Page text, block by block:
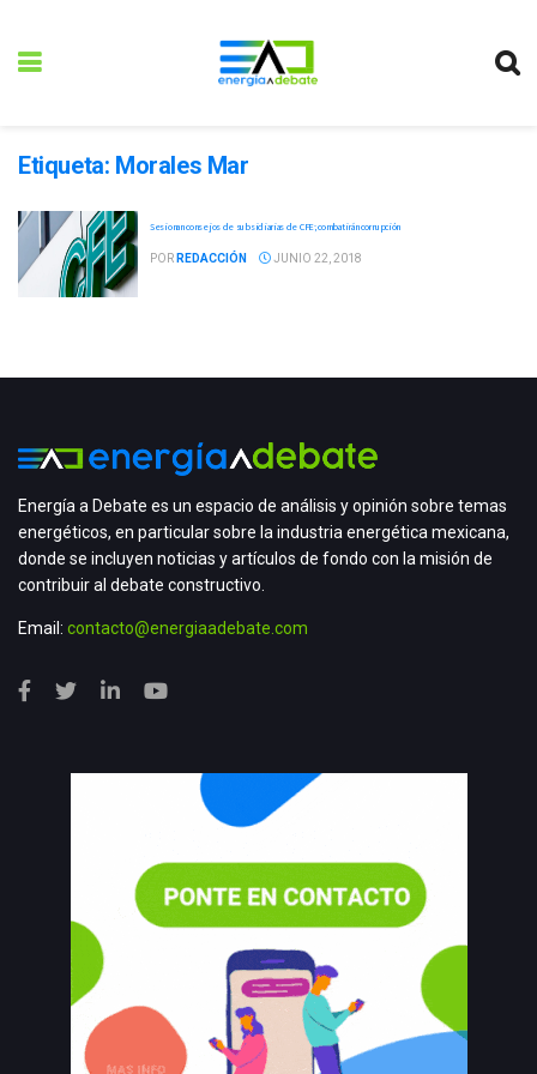
Etiqueta: Morales Mar
Sesionan consejos de subsidiarias de CFE; combatirán corrupción
POR REDACCIÓN JUNIO 22, 2018
Energía a Debate es un espacio de análisis y opinión sobre temas
energéticos, en particular sobre la industria energética mexicana,
donde se incluyen noticias y artículos de fondo con la misión de
contribuir al debate constructivo.
Email: contacto@energiaadebate.com